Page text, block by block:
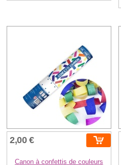
2,00 €
Canon à confettis de couleurs